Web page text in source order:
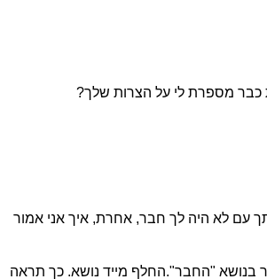
כבר מספרת לי על הצרות שלך?
עם לא היה לך חבר, אחרת, איך אני אמור
"החבר".החלף מייד נושא. כך תראה